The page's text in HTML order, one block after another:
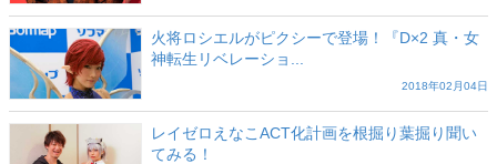
火将ロシエルがピクシーで登場！『D×2 真・女
神転生リベレーショ...
2018年02月04日
レイゼロえなこACT化計画を根掘り葉掘り聞い
てみる！